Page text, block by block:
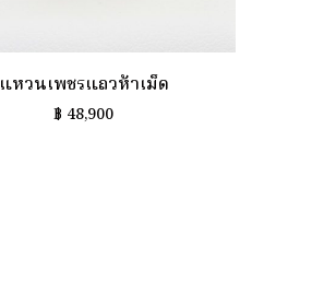
แหวนเพชรแถวห้าเม็ด
฿ 48,900